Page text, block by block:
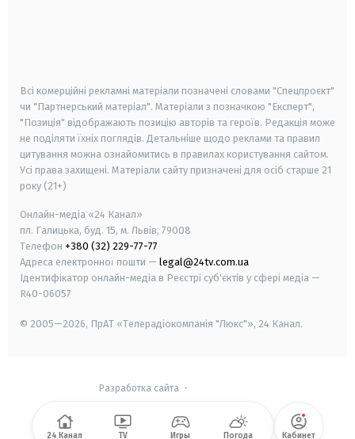
Всі комерційні рекламні матеріали позначені словами "Спецпроєкт"
чи "Партнерський матеріал". Матеріали з позначкою "Експерт",
"Позиція" відображають позицію авторів та героїв. Редакція може
не поділяти їхніх поглядів. Детальніше щодо реклами та правил
цитування можна ознайомитись в правилах користування сайтом.
Усі права захищені. Матеріали сайту призначені для осіб старше 21
року (21+)
Онлайн-медіа «24 Канал»
пл. Галицька, буд. 15, м. Львів, 79008
Телефон +380 (32) 229-77-77
Адреса електронної пошти — legal@24tv.com.ua
Ідентифікатор онлайн-медіа в Реєстрі суб'єктів у сфері медіа —
R40-06057
© 2005—2026, ПрАТ «Телерадіокомпанія "Люкс"», 24 Канал.
Разработка сайта -
24 Канал TV Игры Погода Кабинет